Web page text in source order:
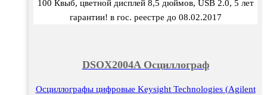
100 Квыб, цветной дисплей 8,5 дюймов, USB 2.0, 5 лет
гарантии! в гос. реестре до 08.02.2017
DSOX2004A Осциллограф
Осциллографы цифровые Keysight Technologies (Agilent